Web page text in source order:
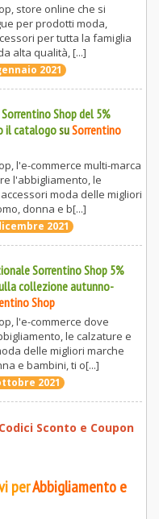
store online che si
per prodotti moda,
per tutta la famiglia
alta qualità, [...]
2021
Shop del 5%
il catalogosuSorrentino
l'e-commerce multi-marca
l'abbigliamento, le
moda delle migliori
donna e b[...]
2021
Sorrentino Shop 5%
collezione autunno-
Shop
l'e-commerce dove
le calzature e
delle migliori marche
e bambini, ti o[...]
2021
Sconto e Coupon
perAbbigliamento e